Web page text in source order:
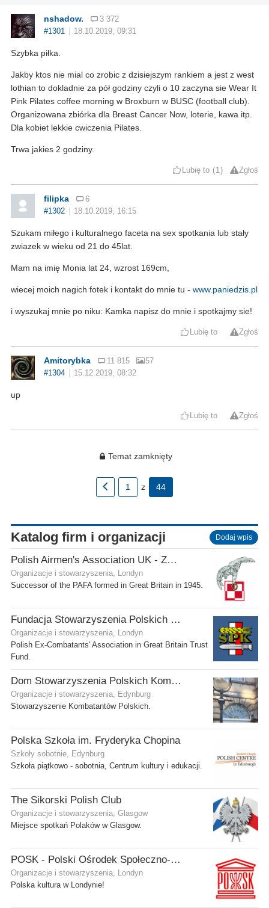
nshadow.
3 372
#1301
18.10.2019, 09:31
Szybka piłka.
Jakby ktos nie mial co zrobic z dzisiejszym rankiem a jest z west
lothian to dokladnie za pół godziny czyli o 10 zaczyna sie Wear It
Pink Pilates coffee morning w Broxburn w BUSC (football club).
Organizowana zbiórka dla Breast Cancer Now, loterie, kawa itp.
Dla kobiet lekkie cwiczenia Pilates.
Trwa jakies 2 godziny.
Lubię to 1 Zgłoś
filipka
6
#1302
18.10.2019, 16:15
Szukam miłego i kulturalnego faceta na sex spotkania lub stały
zwiazek w wieku od 21 do 45lat.
Mam na imię Monia lat 24, wzrost 169cm,
wiecej moich nagich fotek i kontakt do mnie tu - www.paniedzis.pl
i wyszukaj mnie po niku: Kamka napisz do mnie i spotkajmy sie!
Lubię to Zgłoś
Amitorybka 11 815
57
#1304
15.12.2019, 08:32
up
Lubię to Zgłoś
Temat zamknięty
1 z 44
Katalog firm i organizacji Dodaj wpis
Polish Airmen's Association UK - Związek Lotników Polskich WB
Organizacje i stowarzyszenia, Londyn
Successor of the PAFA formed in Great Britain in 1945.
Fundacja Stowarzyszenia Polskich Kombatantów w Wielkiej Brytanii
Organizacje i stowarzyszenia, Londyn
Polish Ex-Combatants' Association in Great Britain Trust
Fund.
Dom Stowarzyszenia Polskich Kombatantów (SPK) w Edynburgu
Organizacje i stowarzyszenia, Edynburg
Stowarzyszenie Kombatantów Polskich.
Polska Szkoła im. Fryderyka Chopina
Szkoły sobotnie, Edynburg
Szkoła piątkowo - sobotnia, Centrum kultury i edukacji.
The Sikorski Polish Club
Organizacje i stowarzyszenia, Glasgow
Miejsce spotkań Polaków w Glasgow.
POSK - Polski Ośrodek Społeczno-Kulturalny
Organizacje i stowarzyszenia, Londyn
Polska kultura w Londynie!